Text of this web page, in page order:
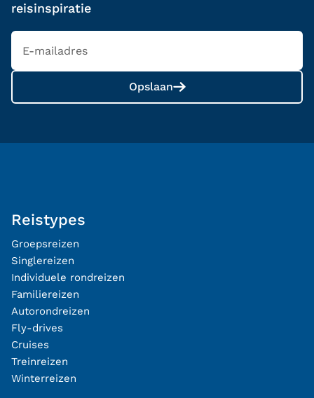
reisinspiratie
Opslaan
Reistypes
Groepsreizen
Singlereizen
Individuele rondreizen
Familiereizen
Autorondreizen
Fly-drives
Cruises
Treinreizen
Winterreizen